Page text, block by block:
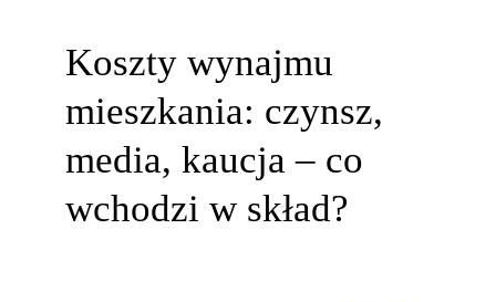
Koszty wynajmu
mieszkania: czynsz,
media, kaucja – co
wchodzi w skład?